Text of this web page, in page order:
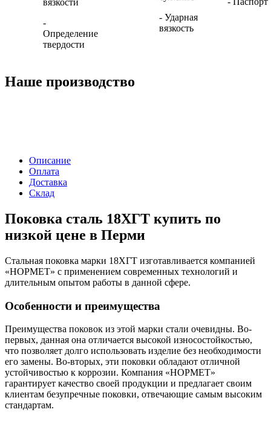
вязкости
-
Определение
твердости
- Ударная
вязкость
Наше производство
Описание
Оплата
Доставка
Склад
Поковка сталь 18ХГТ купить по
низкой цене в Перми
Стальная поковка марки 18ХГТ изготавливается компанией
«НОРМЕТ» с применением современных технологий и
длительным опытом работы в данной сфере.
Особенности и преимущества
Преимущества поковок из этой марки стали очевидны. Во-
первых, данная она отличается высокой износостойкостью,
что позволяет долго использовать изделие без необходимости
его замены. Во-вторых, эти поковки обладают отличной
устойчивостью к коррозии. Компания «НОРМЕТ»
гарантирует качество своей продукции и предлагает своим
клиентам безупречные поковки, отвечающие самым высоким
стандартам.